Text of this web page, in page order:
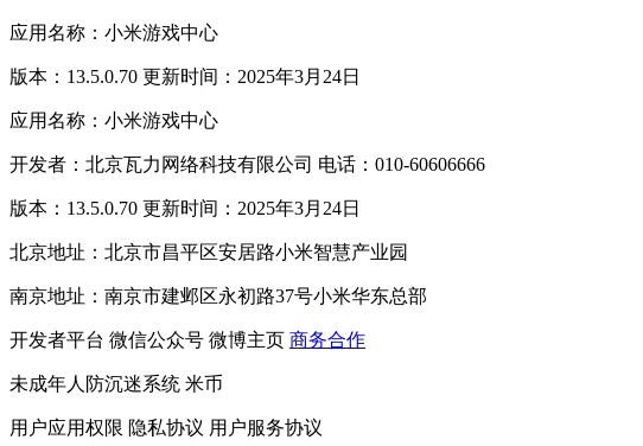
应用名称：小米游戏中心
版本：13.5.0.70 更新时间：2025年3月24日
应用名称：小米游戏中心
开发者：北京瓦力网络科技有限公司 电话：010-60606666
版本：13.5.0.70 更新时间：2025年3月24日
北京地址：北京市昌平区安居路小米智慧产业园
南京地址：南京市建邺区永初路37号小米华东总部
开发者平台 微信公众号 微博主页 商务合作
未成年人防沉迷系统 米币
用户应用权限 隐私协议 用户服务协议